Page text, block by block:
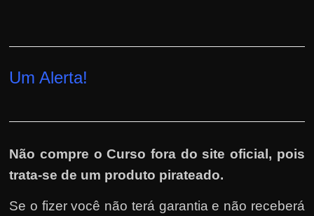
Um Alerta!
Não compre o Curso fora do site oficial, pois
trata-se de um produto pirateado.
Se o fizer você não terá garantia e não receberá